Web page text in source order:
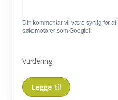
Din kommentar vil være synlig for
søkemotorer som Google!
Vurdering